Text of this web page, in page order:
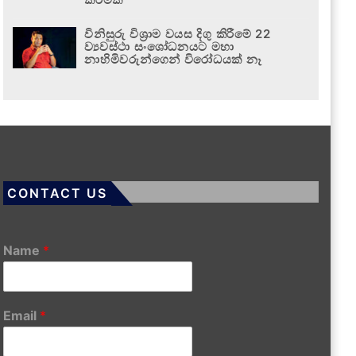
විනිසුරු විශ්‍රාම වයස දිගු කිරීමේ 22
ව්‍යවස්ථා සංශෝධනයට මහා
නාහිමිවරුන්ගෙන් විරෝධයක් නෑ
CONTACT US
Name *
Email *